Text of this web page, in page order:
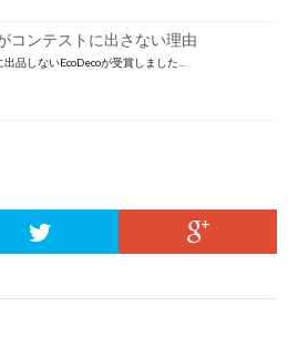
コンテストに出さない理由
品しないEcoDecoが受賞しました...